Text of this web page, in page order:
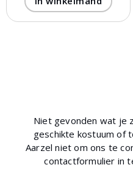
Niet gevonden wat je
geschikte kostuum of
Aarzel niet om ons te
contactformulier in